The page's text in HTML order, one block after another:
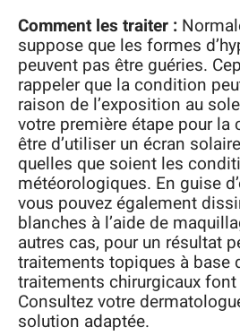
Comment les traiter :
suppose que les formes
peuvent pas être guéries.
rappeler que la condition
raison de l’exposition au
votre première étape pour la
être d’utiliser un écran
quelles que soient les
météorologiques. En guise
vous pouvez également
blanches à l’aide de
autres cas, pour un résultat
traitements topiques à base
traitements chirurgicaux
Consultez votre
solution adaptée.